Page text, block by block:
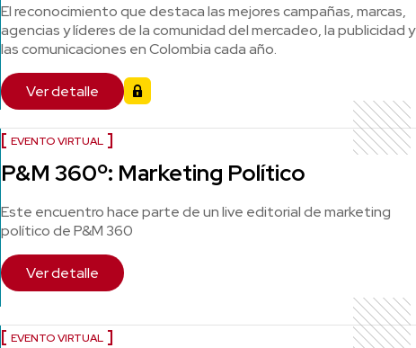
El reconocimiento que destaca las mejores campañas, marcas,
agencias y líderes de la comunidad del mercadeo, la publicidad y
las comunicaciones en Colombia cada año.
Ver detalle
EVENTO VIRTUAL
P&M 360º: Marketing Político
Este encuentro hace parte de un live editorial de marketing
político de P&M 360
Ver detalle
EVENTO VIRTUAL